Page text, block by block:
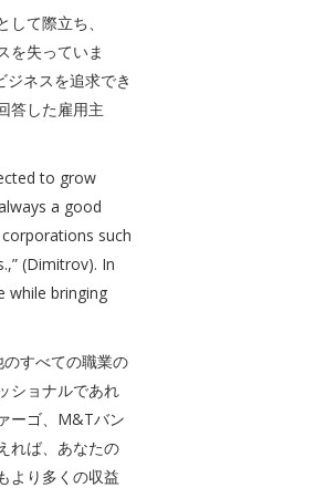
て際立ち、
を失っていま
ネスを追求でき
答した雇用主
to grow
a good
such
(Dimitrov). In
while bringing
すべての職業の
ショナルであれ
ーゴ、M&Tバン
れば、あなたの
より多くの収益